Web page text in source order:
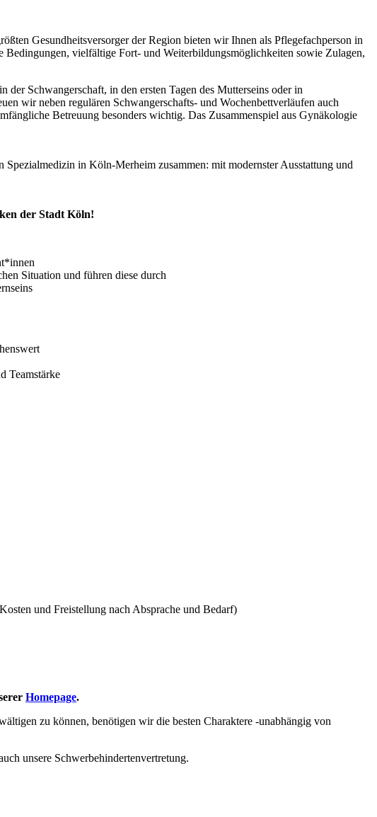
Gesundheitsversorger der Region bieten wir Ihnen als Pflegefachperson in
Bedingungen, vielfältige Fort- und Weiterbildungsmöglichkeiten sowie Zulagen,
Schwangerschaft, in den ersten Tagen des Mutterseins oder in
wir neben regulären Schwangerschafts- und Wochenbettverläufen auch
Betreuung besonders wichtig. Das Zusammenspiel aus Gynäkologie
in Köln-Merheim zusammen: mit modernster Ausstattung und
der Stadt Köln!
Situation und führen diese durch
Teamstärke
und Freistellung nach Absprache und Bedarf)
Homepage.
zu können, benötigen wir die besten Charaktere -unabhängig von
unsere Schwerbehindertenvertretung.